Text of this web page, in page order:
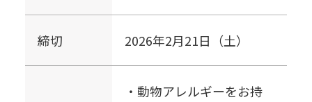
締切 2026年2月21日（土）
・動物アレルギーをお持